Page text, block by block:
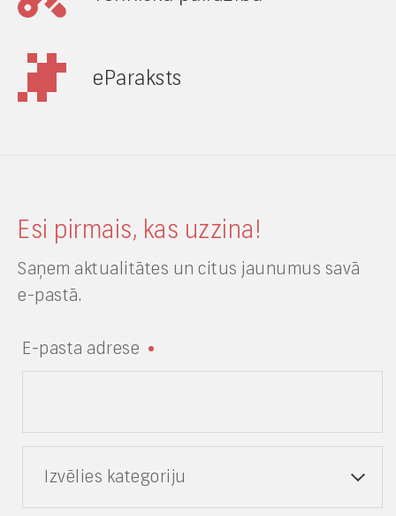
eParaksts
Esi pirmais, kas uzzina!
Saņem aktualitātes un citus jaunumus savā
e-pastā.
E-pasta adrese
Izvēlies kategoriju